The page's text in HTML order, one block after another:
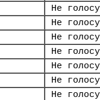
Не
Не
Не
Не
Не
Не
Не